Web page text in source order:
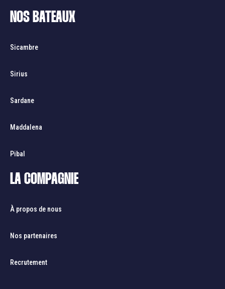
NOS BATEAUX
Sicambre
Sirius
Sardane
Maddalena
Pibal
LA COMPAGNIE
À propos de nous
Nos partenaires
Recrutement